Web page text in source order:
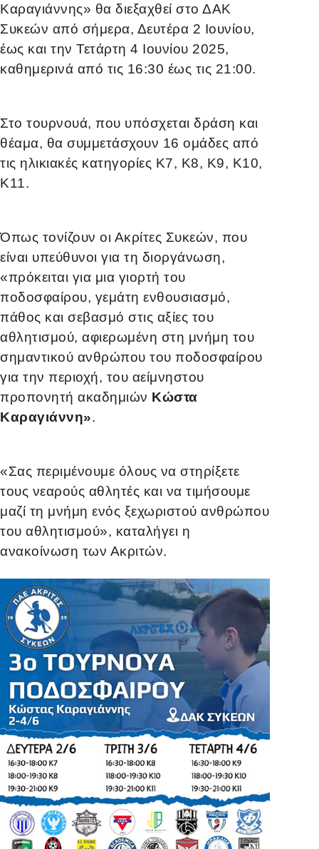
Καραγιάννης» θα διεξαχθεί στο ΔΑΚ
Συκεών από σήμερα, Δευτέρα 2 Ιουνίου,
έως και την Τετάρτη 4 Ιουνίου 2025,
καθημερινά από τις 16:30 έως τις 21:00.
Στο τουρνουά, που υπόσχεται δράση και
θέαμα, θα συμμετάσχουν 16 ομάδες από
τις ηλικιακές κατηγορίες K7, K8, K9, K10,
K11.
Όπως τονίζουν οι Ακρίτες Συκεών, που
είναι υπεύθυνοι για τη διοργάνωση,
«πρόκειται για μια γιορτή του
ποδοσφαίρου, γεμάτη ενθουσιασμό,
πάθος και σεβασμό στις αξίες του
αθλητισμού, αφιερωμένη στη μνήμη του
σημαντικού ανθρώπου του ποδοσφαίρου
για την περιοχή, του αείμνηστου
προπονητή ακαδημιών Κώστα
Καραγιάννη».
«Σας περιμένουμε όλους να στηρίξετε
τους νεαρούς αθλητές και να τιμήσουμε
μαζί τη μνήμη ενός ξεχωριστού ανθρώπου
του αθλητισμού», καταλήγει η
ανακοίνωση των Ακριτών.